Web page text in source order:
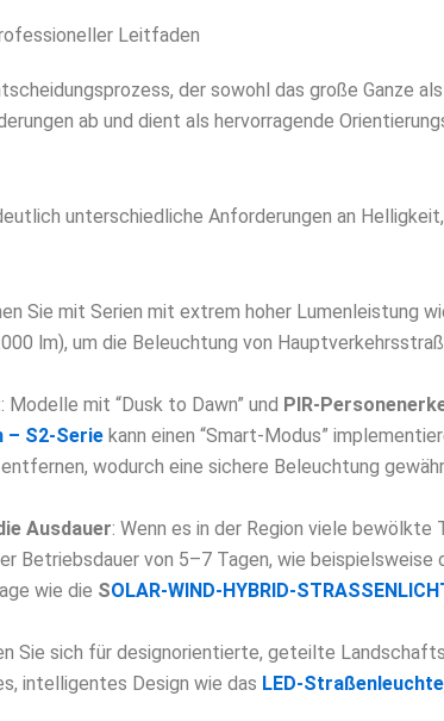
Leitfaden
der sowohl das große Ganze
ab und dient als hervorragende
unterschiedliche Anforderungen an
Sie mit Serien mit extrem hoher Lumenleistung
lm), um die Beleuchtung von
: Modelle mit “Dusk to Dawn” und PIR-
– S2-Serie kann einen “Smart-Modus”
wodurch eine sichere Beleuchtung
Ausdauer: Wenn es in der Region viele bewölkte
Betriebsdauer von 5–7 Tagen, wie beispielsweise
wie die SOLAR-WIND-HYBRID-
Sie sich für designorientierte, geteilte
intelligentes Design wie das LED-